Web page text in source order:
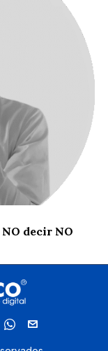
decir NO